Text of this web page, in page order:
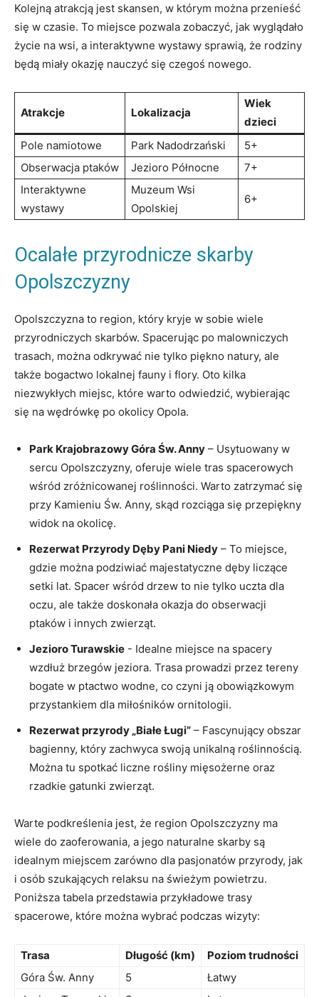
Kolejną ​atrakcją​ jest skansen, ‍w którym można przenieść‍
się w czasie. To miejsce pozwala ‌zobaczyć, jak wyglądało‍
życie na wsi, a interaktywne wystawy sprawią, że⁤ rodziny
będą ‍miały okazję nauczyć się czegoś ‍nowego.
Atrakcje Lokalizacja
Wiek
⁢dzieci
Pole namiotowe
Park Nadodrzański
5+
Obserwacja ptaków
Jezioro⁣ Północne
7+
Interaktywne
wystawy
Muzeum Wsi
Opolskiej
6+
Ocalałe‌ przyrodnicze skarby ​
Opolszczyzny
Opolszczyzna to region, który ‍kryje w sobie wiele
przyrodniczych skarbów. Spacerując po ⁣malowniczych
trasach, można odkrywać nie​ tylko piękno natury, ale
także bogactwo lokalnej fauny i flory. Oto kilka‍
niezwykłych miejsc, które warto odwiedzić, ‌wybierając​
się ⁤na wędrówkę po okolicy Opola.
Park Krajobrazowy Góra⁣ Św. Anny – Usytuowany w‌
sercu Opolszczyzny, oferuje wiele ‍tras ‍spacerowych
wśród zróżnicowanej roślinności. Warto zatrzymać⁤ się​
przy Kamieniu ⁢Św.⁢ Anny, skąd rozciąga się przepiękny
widok na okolicę.
Rezerwat Przyrody Dęby Pani Niedy – To miejsce,
gdzie można⁢ podziwiać majestatyczne​ dęby liczące⁣
setki lat. Spacer wśród drzew to nie tylko uczta‍ dla
oczu, ale także doskonała okazja do obserwacji⁤
ptaków⁣ i innych zwierząt.
Jezioro Turawskie -⁣ Idealne miejsce ⁣na spacery
wzdłuż brzegów jeziora. Trasa prowadzi przez tereny
bogate w ptactwo wodne, co czyni​ ją obowiązkowym
przystankiem dla miłośników ornitologii.
Rezerwat przyrody „Białe⁣ Ługi” – Fascynujący obszar
bagienny, który ‌zachwyca swoją unikalną roślinnością.
Można tu spotkać liczne rośliny​ mięsożerne⁤ oraz⁢
rzadkie gatunki ‌zwierząt.
Warte podkreślenia jest, że region Opolszczyzny ma
wiele do zaoferowania, a jego ⁢naturalne skarby są
idealnym miejscem zarówno dla pasjonatów przyrody, jak
i⁣ osób szukających relaksu na świeżym powietrzu.
⁤Poniższa tabela przedstawia przykładowe trasy
spacerowe, które można ⁢wybrać podczas wizyty:
Trasa Długość (km)
Poziom trudności
Góra Św. Anny
5
Łatwy